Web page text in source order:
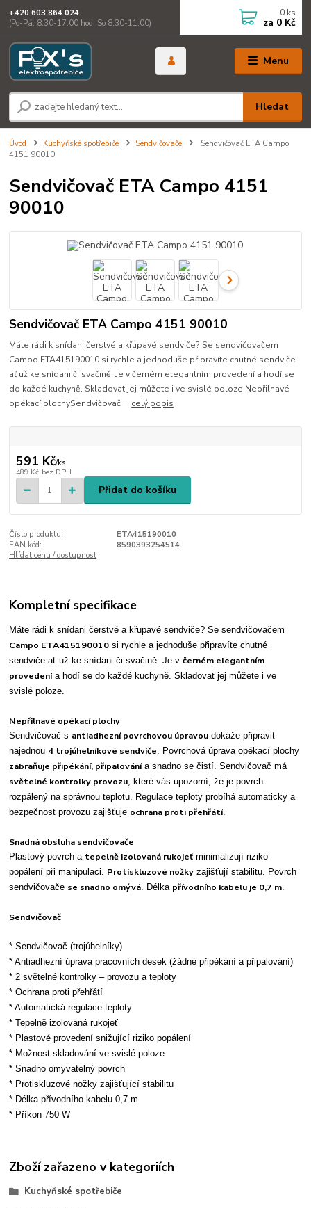
Menu
Hledat
+420 603 864 024
(Po-Pá, 8.30-17.00 hod. So 8.30-11.00)
0 ks
za 0 Kč
Úvod Kuchyňské spotřebiče Sendvičovače
Sendvičovač ETA Campo
4151 90010
Sendvičovač ETA Campo 4151
90010
Sendvičovač ETA Campo 4151 90010
Máte rádi k snídani čerstvé a křupavé sendviče? Se sendvičovačem
Campo ETA415190010 si rychle a jednoduše připravíte chutné sendviče
ať už ke snídani či svačině. Je v černém elegantním provedení a hodí se
do každé kuchyně. Skladovat jej můžete i ve svislé poloze.Nepřilnavé
opékací plochySendvičovač ... celý popis
591 Kč/ks
489 Kč bez DPH
Přidat do košíku
Číslo produktu:
ETA415190010
EAN kód:
8590393254514
Hlídat cenu / dostupnost
Kompletní specifikace
Máte rádi k snídani čerstvé a křupavé sendviče? Se sendvičovačem
Campo ETA415190010 si rychle a jednoduše připravíte chutné
sendviče ať už ke snídani či svačině. Je včerném elegantním
provedení a hodí se do každé kuchyně. Skladovat jej můžete i ve
svislé poloze.
Nepřilnavé opékací plochy
Sendvičovač s antiadhezní povrchovou úpravou dokáže připravit
najednou 4 trojúhelníkové sendviče. Povrchová úprava opékací plochy
zabraňuje připékání, připalování a snadno se čistí. Sendvičovač má
světelné kontrolky provozu, které vás upozorní, že je povrch
rozpálený na správnou teplotu. Regulace teploty probíhá automaticky a
bezpečnost provozu zajišťuje ochrana proti přehřátí.
Snadná obsluha sendvičovače
Plastový povrch a tepelně izolovaná rukojeť minimalizují riziko
popálení při manipulaci. Protiskluzové nožky zajišťují stabilitu. Povrch
sendvičovače se snadno omývá. Délka přívodního kabelu je 0,7 m.
Sendvičovač
* Sendvičovač (trojúhelníky)
* Antiadhezní úprava pracovních desek (žádné připékání a připalování)
* 2 světelné kontrolky – provozu a teploty
* Ochrana proti přehřátí
* Automatická regulace teploty
* Tepelně izolovaná rukojeť
* Plastové provedení snižující riziko popálení
* Možnost skladování ve svislé poloze
* Snadno omyvatelný povrch
* Protiskluzové nožky zajišťující stabilitu
* Délka přívodního kabelu 0,7 m
* Příkon 750 W
Zboží zařazeno v kategoriích
Kuchyňské spotřebiče